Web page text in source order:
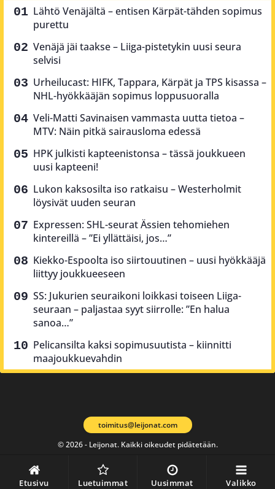
Etusivu Luetuimmat Uusimmat Valikko
Lähtö Venäjältä – entisen Kärpät-tähden sopimus
purettu
Venäjä jäi taakse – Liiga-pistetykin uusi seura
selvisi
Urheilucast: HIFK, Tappara, Kärpät ja TPS kisassa –
NHL-hyökkääjän sopimus loppusuoralla
Veli-Matti Savinaisen vammasta uutta tietoa –
MTV: Näin pitkä sairausloma edessä
HPK julkisti kapteenistonsa – tässä joukkueen
uusi kapteeni!
Lukon kaksosilta iso ratkaisu – Westerholmit
löysivät uuden seuran
Expressen: SHL-seurat Ässien tehomiehen
kintereillä – ”Ei yllättäisi, jos…”
Kiekko-Espoolta iso siirtouutinen – uusi hyökkääjä
liittyy joukkueeseen
SS: Jukurien seuraikoni loikkasi toiseen Liiga-
seuraan – paljastaa syyt siirrolle: ”En halua
sanoa…”
Pelicansilta kaksi sopimusuutista – kiinnitti
maajoukkuevahdin
© 2026 - Leijonat. Kaikki oikeudet pidätetään.
toimitus@leijonat.com